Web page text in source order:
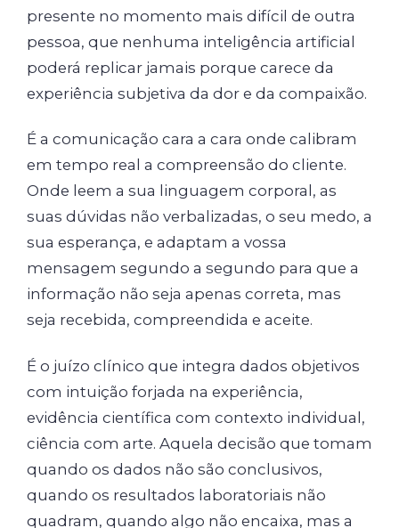
presente no momento mais difícil de outra
pessoa, que nenhuma inteligência artificial
poderá replicar jamais porque carece da
experiência subjetiva da dor e da compaixão.
É a comunicação cara a cara onde calibram
em tempo real a compreensão do cliente.
Onde leem a sua linguagem corporal, as
suas dúvidas não verbalizadas, o seu medo, a
sua esperança, e adaptam a vossa
mensagem segundo a segundo para que a
informação não seja apenas correta, mas
seja recebida, compreendida e aceite.
É o juízo clínico que integra dados objetivos
com intuição forjada na experiência,
evidência científica com contexto individual,
ciência com arte. Aquela decisão que tomam
quando os dados não são conclusivos,
quando os resultados laboratoriais não
quadram, quando algo não encaixa, mas a